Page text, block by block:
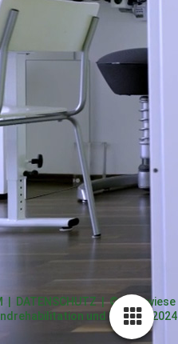
DATENSCHUTZ| © Ergowiese
und Robotik 2024